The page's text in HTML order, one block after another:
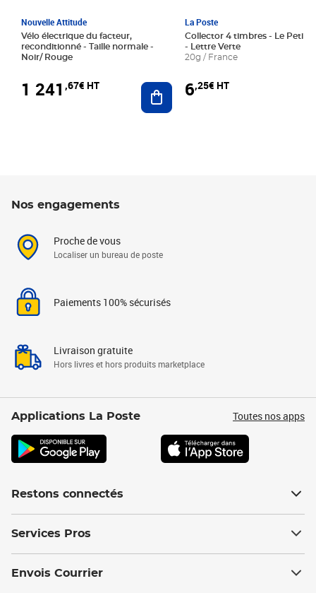
Nouvelle Attitude
Vélo électrique du facteur,
reconditionné - Taille normale -
Noir/ Rouge
1 241 ,67€ HT Ajouter au panier
La Poste
Collector 4 timbres - Le Petit
- Lettre Verte
20g / France
6,25€ HT
Nos engagements
Proche de vous
Localiser un bureau de poste
Paiements 100% sécurisés
Livraison gratuite
Hors livres et hors produits marketplace
Applications La Poste Toutes nos apps
Restons connectés
Services Pros
Envois Courrier